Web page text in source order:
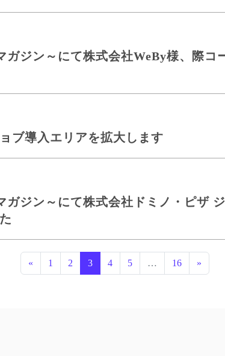
ジン～にて株式会社WeBy様、際コ
ブ導入エリアを拡大します
ガジン～にて株式会社ドミノ・ピザ
投稿ナビゲ
« 1 2 3 4 5 … 16 »